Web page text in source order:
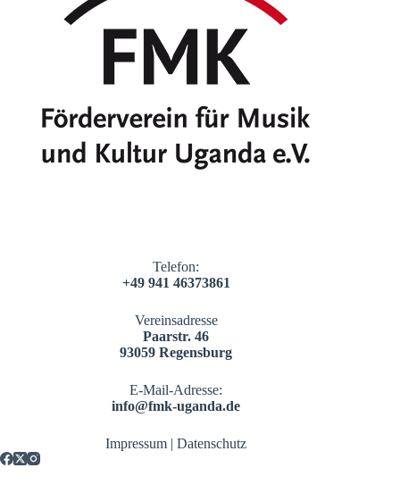
Telefon:
+49 941 46373861
Vereinsadresse
Paarstr. 46
93059 Regensburg
E-Mail-Adresse:
info@fmk-uganda.de
Impressum |Datenschutz